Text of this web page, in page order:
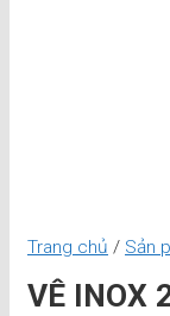
Trang chủ / Sản
VÊ INOX